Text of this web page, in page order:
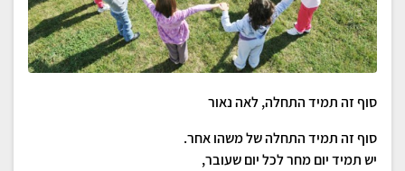
סוף זה תמיד התחלה, לאה נאור
סוף זה תמיד התחלה של משהו אחר.
יש תמיד יום מחר לכל יום שעובר,